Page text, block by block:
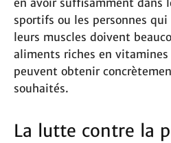
en avoir suffisamment dans
sportifs ou les personnes
leurs muscles doivent
aliments riches en vitamines
peuvent obtenir
souhaités.
La lutte contre la